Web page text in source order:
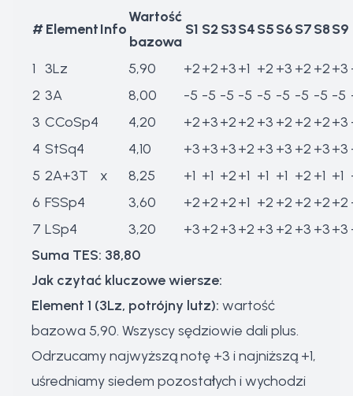
#ElementInfo
Wartość
bazowa
S1 S2S3S4S5S6S7S8S9
1 3Lz 5,90 +2+2+3+1 +2 +3 +2 +2+3
2 3A 8,00 -5 -5 -5 -5 -5 -5 -5 -5 -5
3 CCoSp4 4,20 +2+3+2+2 +3 +2 +2 +2+3
4 StSq4 4,10 +3+3+3+2 +3 +3 +2 +3+3
5 2A+3T x 8,25 +1 +1 +2+1 +1 +1 +2 +1 +1
6 FSSp4 3,60 +2+2+2+1 +2 +2 +2 +2+2
7 LSp4 3,20 +3+2+3+2 +3 +2 +3 +3+3
Suma TES: 38,80
Jak czytać kluczowe wiersze:
Element 1 (3Lz, potrójny lutz): wartość
bazowa 5,90. Wszyscy sędziowie dali plus.
Odrzucamy najwyższą notę +3 i najniższą +1,
uśredniamy siedem pozostałych i wychodzi